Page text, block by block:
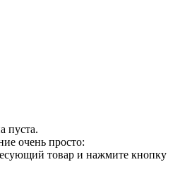
пуста.
очень просто:
товар и нажмите кнопку